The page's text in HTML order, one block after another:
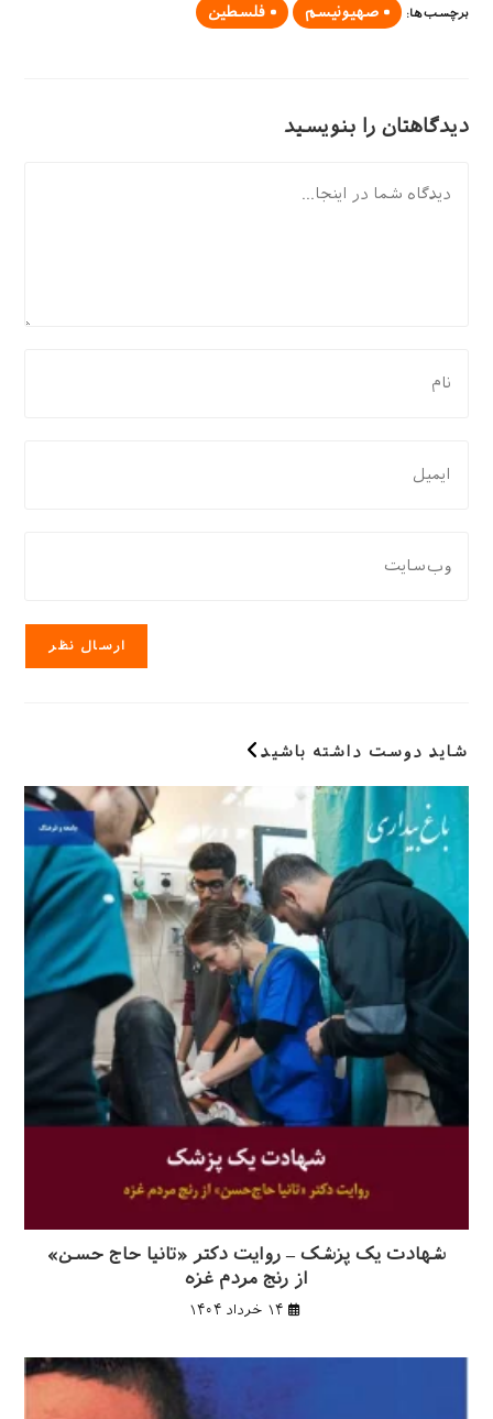
برچسب‌ها: صهیونیسم فلسطین
دیدگاهتان را بنویسید
نظر
نظر
وب
شاید دوست داشته باشید
شهادت یک پزشک – روایت دکتر «تانیا حاج حسن»
از رنج مردم غزه
۱۴ خرداد ۱۴۰۴